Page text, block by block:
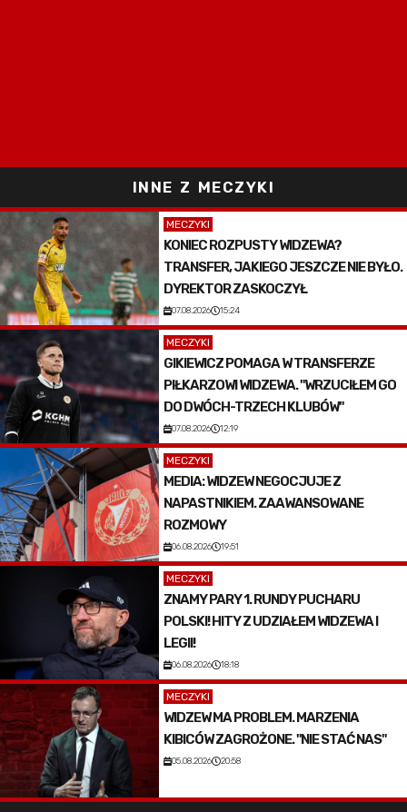
INNE Z MECZYKI
MECZYKI
KONIEC ROZPUSTY WIDZEWA?
TRANSFER, JAKIEGO JESZCZE NIE BYŁO.
DYREKTOR ZASKOCZYŁ
07.08.2026 15:24
MECZYKI
GIKIEWICZ POMAGA W TRANSFERZE
PIŁKARZOWI WIDZEWA. "WRZUCIŁEM GO
DO DWÓCH-TRZECH KLUBÓW"
07.08.2026 12:19
MECZYKI
MEDIA: WIDZEW NEGOCJUJE Z
NAPASTNIKIEM. ZAAWANSOWANE
ROZMOWY
06.08.2026 19:51
MECZYKI
ZNAMY PARY 1. RUNDY PUCHARU
POLSKI! HITY Z UDZIAŁEM WIDZEWA I
LEGII!
06.08.2026 18:18
MECZYKI
WIDZEW MA PROBLEM. MARZENIA
KIBICÓW ZAGROŻONE. "NIE STAĆ NAS"
05.08.2026 20:58